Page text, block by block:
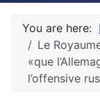
You are here:
Le
«que
l’offensive